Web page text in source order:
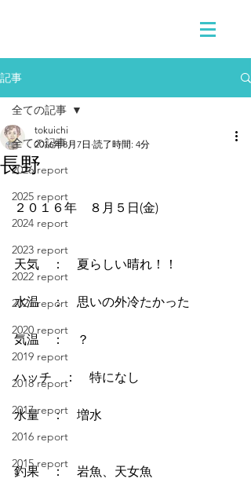
記事
全ての記事
2026 report
2025 report
2024 report
2023 report
2022 report
2021 report
2020 report
2019 report
2018 report
2017 report
2016 report
2015 report
全ての記事
長野
tokuichi
2016年8月7日 読了時間: 4分
２０１６年　８月５日(金)
天気　：　夏らしい晴れ！！
水温　：　思いの外冷たかった
気温　：　？
ハッチ　：　特になし
水量　：　増水
釣果　：　岩魚、天女魚